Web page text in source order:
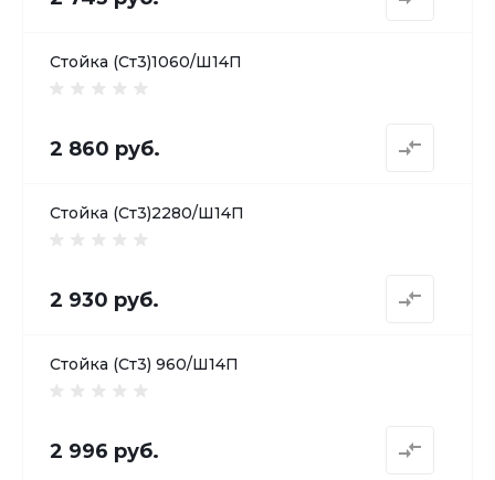
Стойка (Ст3)1060/Ш14П
2 860 руб.
Стойка (Ст3)2280/Ш14П
2 930 руб.
Стойка (Ст3) 960/Ш14П
2 996 руб.